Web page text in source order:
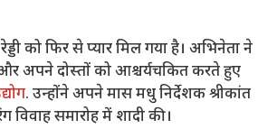
को फिर से प्यार मिल गया है। अभिनेता ने
और अपने दोस्तों को आश्चर्यचकित करते हुए
. उन्होंने अपने मास मधु निर्देशक श्रीकांत
विवाह समारोह में शादी की।